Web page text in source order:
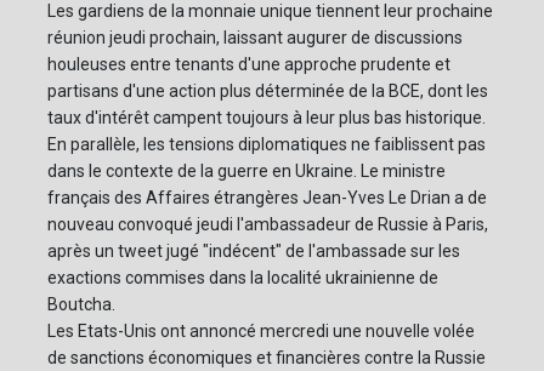
Les gardiens de la monnaie unique tiennent leur prochaine
réunion jeudi prochain, laissant augurer de discussions
houleuses entre tenants d'une approche prudente et
partisans d'une action plus déterminée de la BCE, dont les
taux d'intérêt campent toujours à leur plus bas historique.
En parallèle, les tensions diplomatiques ne faiblissent pas
dans le contexte de la guerre en Ukraine. Le ministre
français des Affaires étrangères Jean-Yves Le Drian a de
nouveau convoqué jeudi l'ambassadeur de Russie à Paris,
après un tweet jugé "indécent" de l'ambassade sur les
exactions commises dans la localité ukrainienne de
Boutcha.
Les Etats-Unis ont annoncé mercredi une nouvelle volée
de sanctions économiques et financières contre la Russie